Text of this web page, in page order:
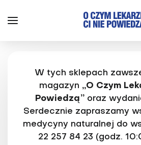
W tych sklepach
magazyn „O Czym
Powiedzą” oraz
Serdecznie zapraszamy
medycyny naturalnej do
22 257 84 23 (godz.